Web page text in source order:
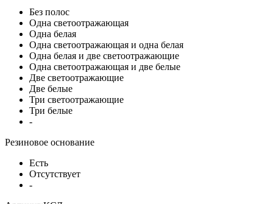
Без полос
Одна светоотражающая
Одна белая
Одна светоотражающая и одна белая
Одна белая и две светоотражающие
Одна светоотражающая и две белые
Две светоотражающие
Две белые
Три светоотражающие
Три белые
-
Резиновое основание
Есть
Отсутствует
-